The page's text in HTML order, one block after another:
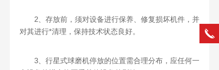
2、存放前，须对设备进行保养、修复损坏机件，并
对其进行*清理，保持技术状态良好。
3、行星式球磨机停放的位置需合理分布，应任何一